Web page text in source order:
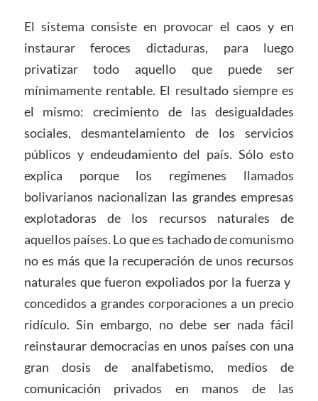
El sistema consiste en provocar el caos y en
instaurar feroces dictaduras, para luego
privatizar todo aquello que puede ser
mínimamente rentable. El resultado siempre es
el mismo: crecimiento de las desigualdades
sociales, desmantelamiento de los servicios
públicos y endeudamiento del país. Sólo esto
explica porque los regímenes llamados
bolivarianos nacionalizan las grandes empresas
explotadoras de los recursos naturales de
aquellos países. Lo que es tachado de comunismo
no es más que la recuperación de unos recursos
naturales que fueron expoliados por la fuerza y ​​
concedidos a grandes corporaciones a un precio
ridículo. Sin embargo, no debe ser nada fácil
reinstaurar democracias en unos países con una
gran dosis de analfabetismo, medios de
comunicación privados en manos de las